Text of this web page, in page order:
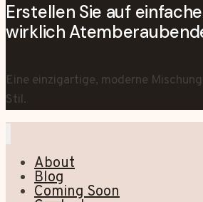
Erstellen Sie auf
wirklich
Eine einzigartige, moderne
Stil.
About
Blog
Coming Soon